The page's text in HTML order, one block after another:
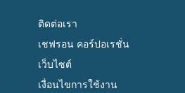
ติดต่อเรา
เชฟรอน คอร์ปอเรชั่น
เว็บไซต์
เงื่อนไขการใช้งาน